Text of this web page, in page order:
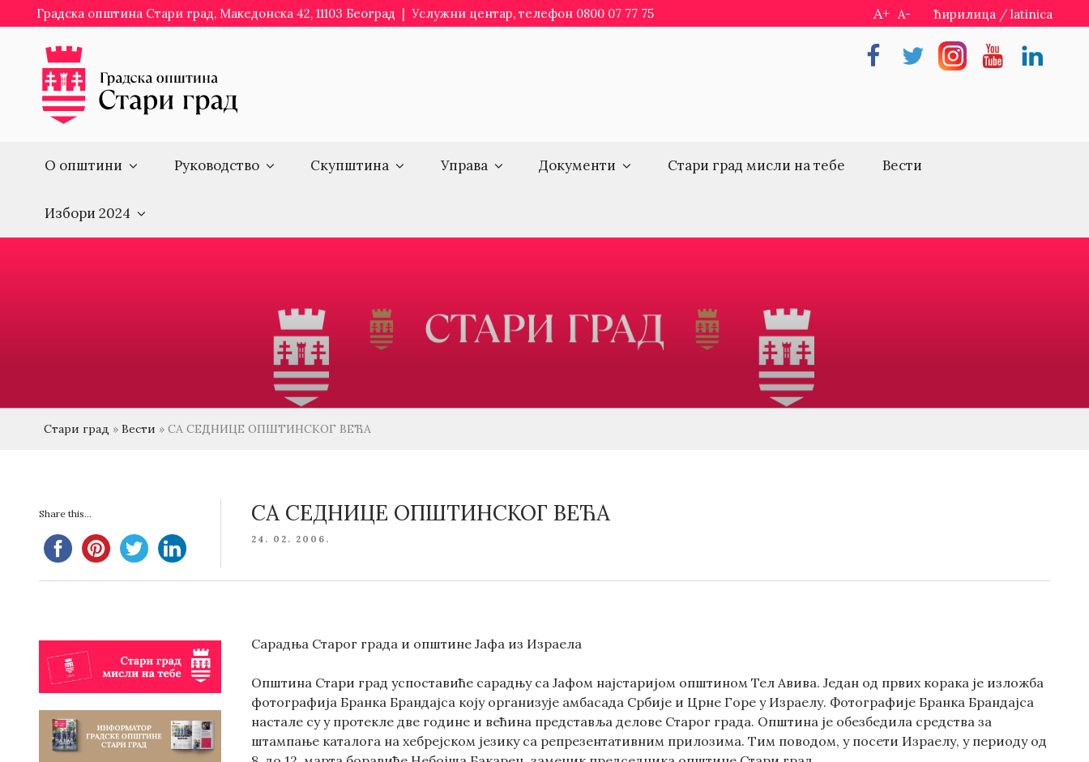
to
content
Градска општина Стари град, Македонска 42, 11103 Београд | Услужни центар, телефон 0800 07 77 75 A+ A- ћирилица / latinica
FacebookTwitterInstragramYoutubeLinkedin
О општини Руководство Скупштина Управа Документи Стари град мисли на тебе Вести
Избори 2024
Стари град » Вести » СА СЕДНИЦЕ ОПШТИНСКОГ ВЕЋА
Share this... СА СЕДНИЦЕ ОПШТИНСКОГ ВЕЋА
POSTED
24. 02. 2006.
Сарадња Старог града и општине Јафа из Израела
Општина Стари град успоставиће сарадњу са Јафом најстаријом општином Тел Авива. Један од првих корака је изложба
фотографија Бранка Брандајса коју организује амбасада Србије и Црне Горе у Израелу. Фотографије Бранка Брандајса
настале су у протекле две године и већина представља делове Старог града. Општина је обезбедила средства за
штампање каталога на хебрејском језику са репрезентативним прилозима. Тим поводом, у посети Израелу, у периоду од